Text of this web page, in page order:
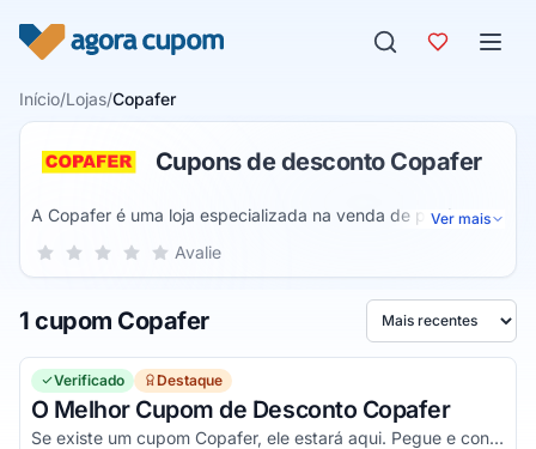
Início/Lojas/Copafer
Cupons de desconto Copafer
A Copafer é uma loja especializada na venda de produtos
para a construção. Em seu site é possível encontrar uma
construir como tintas, pisos, acessórios, ferramentas,
ferragens e alguns outros como acessórios automotivos e
utilidades domésticas.
Ver mais
Sua nota para Copafer, de 1 a 5 estrelas
5 estrelas
4 estrelas
3 estrelas
2 estrelas
1 estrela Avalie
1 cupom Copafer Ordenar por
Verificado Destaque
O Melhor Cupom de Desconto Copafer
Se existe um cupom Copafer, ele estará aqui. Pegue e confira agora!